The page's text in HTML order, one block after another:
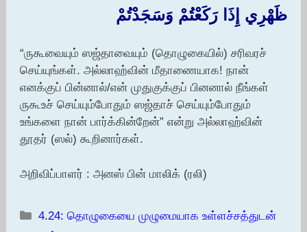
ظَهْرِي إِذَا رَكَعْتُمْ وَسَجَدْتُمْ ‏
“ருகூவையும் ஸஜ்தாவையும் (தொழுகையில்) சரிவரச்
செய்யுங்கள். அல்லாஹ்வின் மீதாணையாக! நான்
எனக்குப் பின்னால்/என் முதுகுக்குப் பினனால் நீங்கள்
ருகூஉச் செய்யும்போதும் ஸஜ்தாச் செய்யும்போதும்
உங்களை நான் பார்க்கின்றேன்” என்று அல்லாஹ்வின்
தூதர் (ஸல்) கூறினார்கள்.
அறிவிப்பாளர் : அனஸ் பின் மாலிக் (ரலி)
Categories
4.24: தொழுகையை முழுமையாக உள்ளச்சத்துடன்